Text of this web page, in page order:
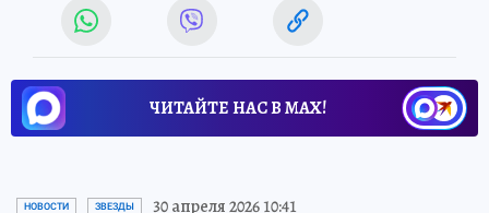
ЧИТАЙТЕ НАС В МАХ!
НОВОСТИ ЗВЕЗДЫ 30 апреля 2026 10:41